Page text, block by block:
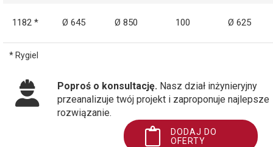
1182 * Ø 645 Ø 850 100 Ø 625
* Rygiel
Poproś o konsultację. Nasz dział inżynieryjny
przeanalizuje twój projekt i zaproponuje najlepsze
rozwiązanie.
DODAJ DO
OFERTY